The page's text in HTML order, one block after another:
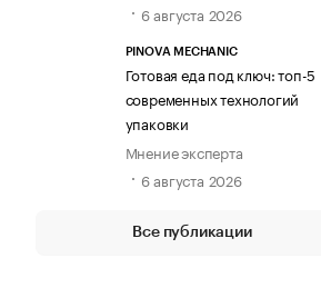
6 августа 2026
PINOVA MECHANIC
Готовая еда под ключ: топ-5
современных технологий
упаковки
Мнение эксперта
6 августа 2026
Все публикации